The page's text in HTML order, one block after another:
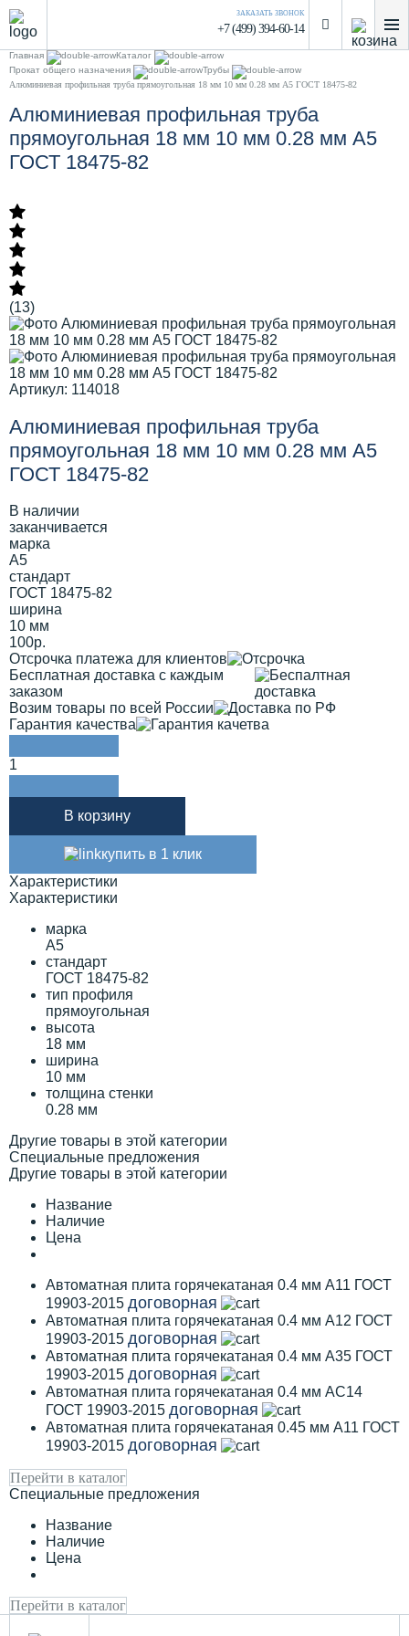
ЗАКАЗАТЬ ЗВОНОК
+7 (499) 394-60-14
Главная
Каталог
Прокат общего назначения
Трубы
Алюминиевая профильная труба прямоугольная 18 мм 10 мм 0.28 мм А5 ГОСТ 18475-82
Алюминиевая профильная труба
прямоугольная 18 мм 10 мм 0.28 мм А5
ГОСТ 18475-82
(13)
Артикул: 114018
Алюминиевая профильная труба
прямоугольная 18 мм 10 мм 0.28 мм А5
ГОСТ 18475-82
В наличии
заканчивается
марка
А5
стандарт
ГОСТ 18475-82
ширина
10 мм
100р.
Отсрочка платежа для клиентов
Бесплатная доставка с каждым
заказом
Возим товары по всей России
Гарантия качества
1
В корзину
купить в 1 клик
Характеристики
Характеристики
марка
А5
стандарт
ГОСТ 18475-82
тип профиля
прямоугольная
высота
18 мм
ширина
10 мм
толщина стенки
0.28 мм
Другие товары в этой категории
Специальные предложения
Другие товары в этой категории
Название
Наличие
Цена
Автоматная плита горячекатаная 0.4 мм А11 ГОСТ
19903-2015 договорная
Автоматная плита горячекатаная 0.4 мм А12 ГОСТ
19903-2015 договорная
Автоматная плита горячекатаная 0.4 мм А35 ГОСТ
19903-2015 договорная
Автоматная плита горячекатаная 0.4 мм АС14
ГОСТ 19903-2015 договорная
Автоматная плита горячекатаная 0.45 мм А11 ГОСТ
19903-2015 договорная
Перейти в каталог
Специальные предложения
Название
Наличие
Цена
Перейти в каталог